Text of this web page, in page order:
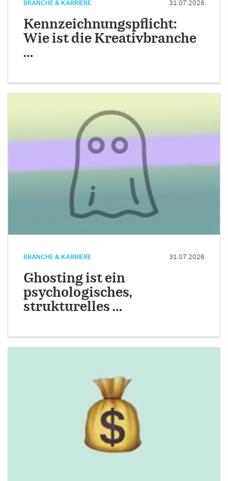
BRANCHE & KARRIERE 31.07.2026
Kennzeichnungspflicht:
Wie ist die Kreativbranche
…
BRANCHE & KARRIERE 31.07.2026
Ghosting ist ein
psychologisches,
strukturelles …